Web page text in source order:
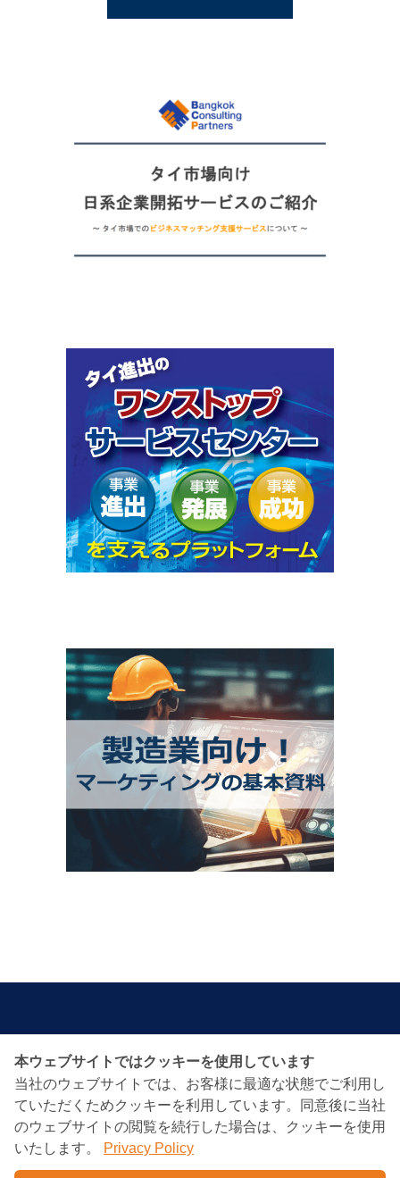
BANGKOK CONSULTING
PARTNERS
Charn Issara Tower1st Floor, 942/43 Rama4
本ウェブサイトではクッキーを使用しています
当社のウェブサイトでは、お客様に最適な状態でご利用し
ていただくためクッキーを利用しています。同意後に当社
のウェブサイトの閲覧を続行した場合は、クッキーを使用
いたします。
Privacy Policy